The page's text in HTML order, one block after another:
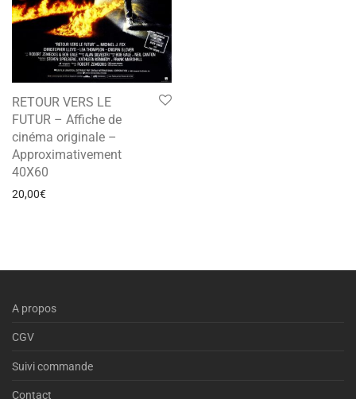
RETOUR VERS LE
FUTUR – Affiche de
cinéma originale –
Approximativement
40X60
20,00€
A propos
CGV
Suivi commande
Contact